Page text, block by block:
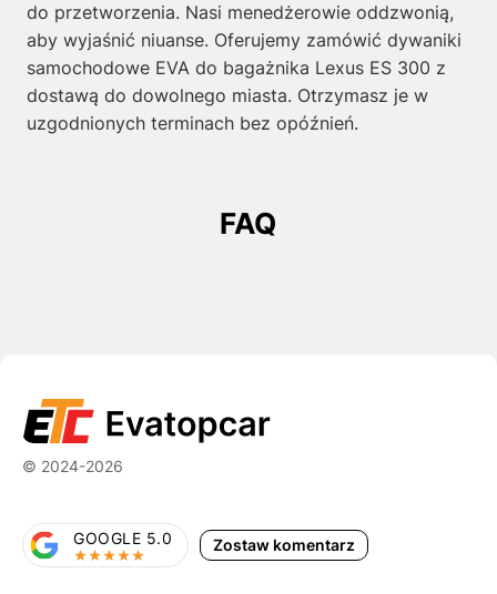
do przetworzenia. Nasi menedżerowie oddzwonią,
aby wyjaśnić niuanse. Oferujemy zamówić dywaniki
samochodowe EVA do bagażnika Lexus ES 300 z
dostawą do dowolnego miasta. Otrzymasz je w
uzgodnionych terminach bez opóźnień.
FAQ
© 2024-2026
Zostaw komentarz
GOOGLE 5.0